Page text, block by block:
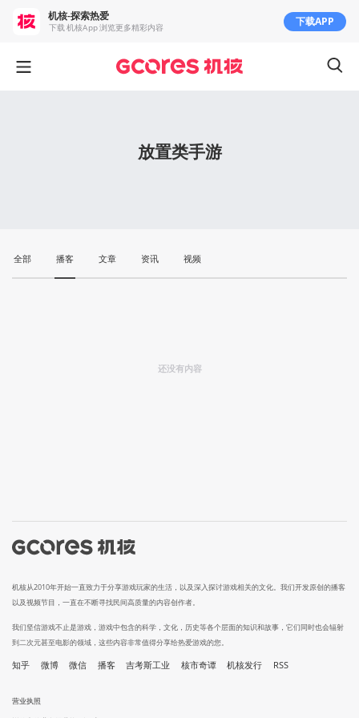
放置类手游
全部 播客 文章 资讯 视频
还没有内容
机核从2010年开始一直致力于分享游戏玩家的生活，以及深入探讨游戏相关的文化。我们开发原创的播客
以及视频节目，一直在不断寻找民间高质量的内容创作者。
我们坚信游戏不止是游戏，游戏中包含的科学，文化，历史等各个层面的知识和故事，它们同时也会辐射
到二次元甚至电影的领域，这些内容非常值得分享给热爱游戏的您。
知乎 微博 微信 播客 吉考斯工业 核市奇谭 机核发行 RSS
营业执照
机核-探索热爱
下载 机核App 浏览更多精彩内容 下载APP